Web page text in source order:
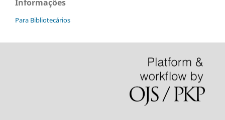
Informações
Para Bibliotecários